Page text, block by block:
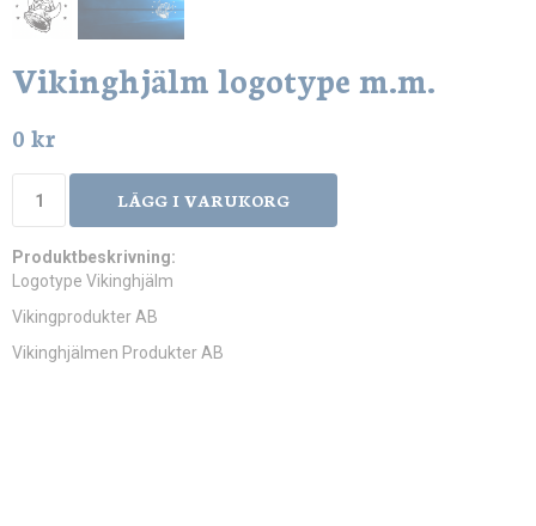
Vikinghjälm logotype m.m.
0 kr
LÄGG I VARUKORG
Produktbeskrivning:
Logotype Vikinghjälm
Vikingprodukter AB
Vikinghjälmen Produkter AB